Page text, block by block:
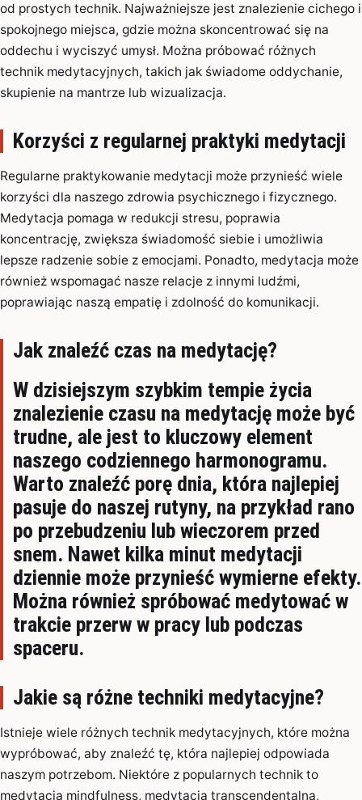
od prostych technik. Najważniejsze jest znalezienie cichego i
spokojnego miejsca, gdzie można skoncentrować się na
oddechu i wyciszyć umysł. Można próbować różnych
technik medytacyjnych, takich jak świadome oddychanie,
skupienie na mantrze lub wizualizacja.
Korzyści z regularnej praktyki medytacji
Regularne praktykowanie medytacji może przynieść wiele
korzyści dla naszego zdrowia psychicznego i fizycznego.
Medytacja pomaga w redukcji stresu, poprawia
koncentrację, zwiększa świadomość siebie i umożliwia
lepsze radzenie sobie z emocjami. Ponadto, medytacja może
również wspomagać nasze relacje z innymi ludźmi,
poprawiając naszą empatię i zdolność do komunikacji.
Jak znaleźć czas na medytację?
W dzisiejszym szybkim tempie życia
znalezienie czasu na medytację może być
trudne, ale jest to kluczowy element
naszego codziennego harmonogramu.
Warto znaleźć porę dnia, która najlepiej
pasuje do naszej rutyny, na przykład rano
po przebudzeniu lub wieczorem przed
snem. Nawet kilka minut medytacji
dziennie może przynieść wymierne efekty.
Można również spróbować medytować w
trakcie przerw w pracy lub podczas
spaceru.
Jakie są różne techniki medytacyjne?
Istnieje wiele różnych technik medytacyjnych, które można
wypróbować, aby znaleźć tę, która najlepiej odpowiada
naszym potrzebom. Niektóre z popularnych technik to
medytacja mindfulness, medytacja transcendentalna,